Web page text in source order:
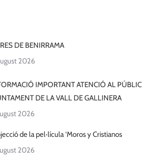
DE BENIRRAMA
2026
IMPORTANT ATENCIÓ AL PÚBLIC
DE LA VALL DE GALLINERA
2026
de la pel·lícula ‘Moros y Cristianos
2026